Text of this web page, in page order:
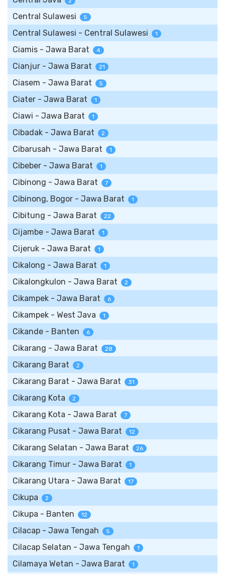
Central Sulawesi 5
Central Sulawesi - Central Sulawesi 1
Ciamis - Jawa Barat 4
Cianjur - Jawa Barat 21
Ciasem - Jawa Barat 5
Ciater - Jawa Barat 1
Ciawi - Jawa Barat 1
Cibadak - Jawa Barat 2
Cibarusah - Jawa Barat 1
Cibeber - Jawa Barat 1
Cibinong - Jawa Barat 7
Cibinong, Bogor - Jawa Barat 1
Cibitung - Jawa Barat 22
Cijambe - Jawa Barat 1
Cijeruk - Jawa Barat 1
Cikalong - Jawa Barat 1
Cikalongkulon - Jawa Barat 2
Cikampek - Jawa Barat 6
Cikampek - West Java 1
Cikande - Banten 6
Cikarang - Jawa Barat 28
Cikarang Barat 2
Cikarang Barat - Jawa Barat 31
Cikarang Kota 2
Cikarang Kota - Jawa Barat 7
Cikarang Pusat - Jawa Barat 12
Cikarang Selatan - Jawa Barat 26
Cikarang Timur - Jawa Barat 1
Cikarang Utara - Jawa Barat 17
Cikupa 2
Cikupa - Banten 12
Cilacap - Jawa Tengah 5
Cilacap Selatan - Jawa Tengah 1
Cilamaya Wetan - Jawa Barat 1